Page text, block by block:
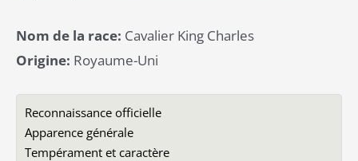
Nom de la race: Cavalier King Charles
Origine: Royaume-Uni
Reconnaissance officielle
Apparence générale
Tempérament et caractère